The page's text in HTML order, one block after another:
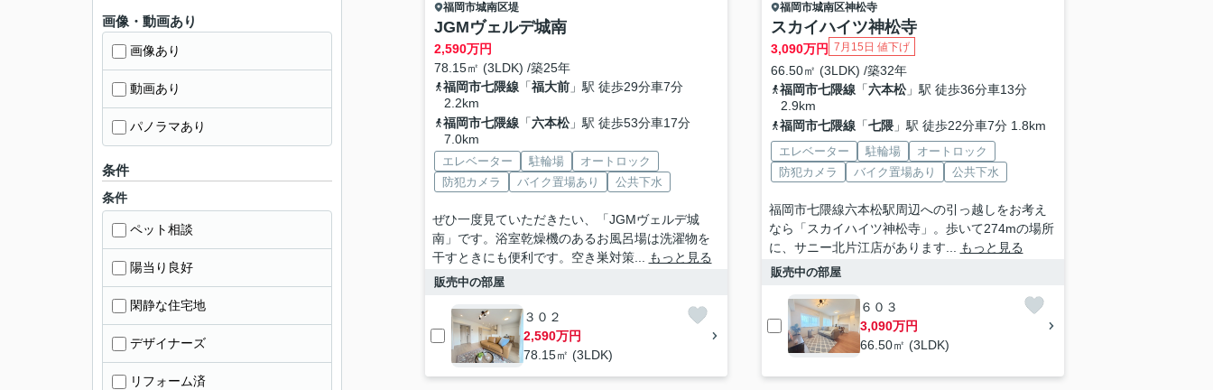
福岡市城南区堤
JGMヴェルデ城南
2,590万円
78.15㎡ (3LDK) /築25年
福岡市七隈線「福大前」駅 徒歩29分車7分
2.2km
福岡市七隈線「六本松」駅 徒歩53分車17分
7.0km
エレベーター 駐輪場
オートロック
防犯カメラ
バイク置場あり 公共下水
ぜひ一度見ていただきたい、「JGMヴェルデ城
南」です。浴室乾燥機のあるお風呂場は洗濯物を
干すときにも便利です。空き巣対策...
もっと見る
販売中の部屋
３０２
2,590万円
78.15㎡ (3LDK)
福岡市城南区神松寺
スカイハイツ神松寺
3,090万円 7月15日 値下げ
66.50㎡ (3LDK) /築32年
福岡市七隈線「六本松」駅 徒歩36分車13分
2.9km
福岡市七隈線「七隈」駅 徒歩22分車7分 1.8km
エレベーター 駐輪場
オートロック
防犯カメラ
バイク置場あり 公共下水
福岡市七隈線六本松駅周辺への引っ越しをお考え
なら「スカイハイツ神松寺」。歩いて274mの場所
に、サニー北片江店があります...
もっと見る
販売中の部屋
６０３
3,090万円
66.50㎡ (3LDK)
画像・動画あり
画像あり
動画あり
パノラマあり
条件
条件
ペット相談
陽当り良好
閑静な住宅地
デザイナーズ
リフォーム済